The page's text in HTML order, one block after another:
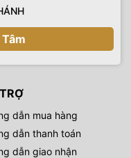
dẫn mua hàng
dẫn thanh toán
dẫn giao nhận